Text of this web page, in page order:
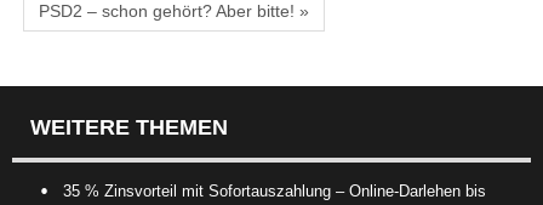
PSD2 – schon gehört? Aber bitte! »
WEITERE THEMEN
35 % Zinsvorteil mit Sofortauszahlung – Online-Darlehen bis